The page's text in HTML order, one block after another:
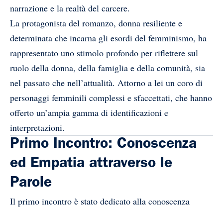
narrazione e la realtà del carcere.
La protagonista del romanzo, donna resiliente e
determinata che incarna gli esordi del femminismo, ha
rappresentato uno stimolo profondo per riflettere sul
ruolo della donna, della famiglia e della comunità, sia
nel passato che nell’attualità. Attorno a lei un coro di
personaggi femminili complessi e sfaccettati, che hanno
offerto un’ampia gamma di identificazioni e
interpretazioni.
Primo Incontro: Conoscenza
ed Empatia attraverso le
Parole
Il primo incontro è stato dedicato alla conoscenza